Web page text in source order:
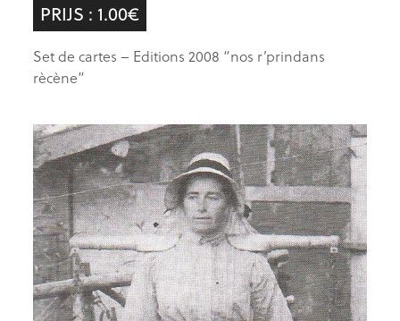
PRIJS : 1.00€
Set de cartes – Editions 2008 “nos r’prindans
rècène”